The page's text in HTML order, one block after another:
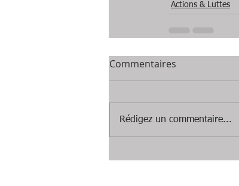
Actions & Luttes
Commentaires
Rédigez un commentaire...